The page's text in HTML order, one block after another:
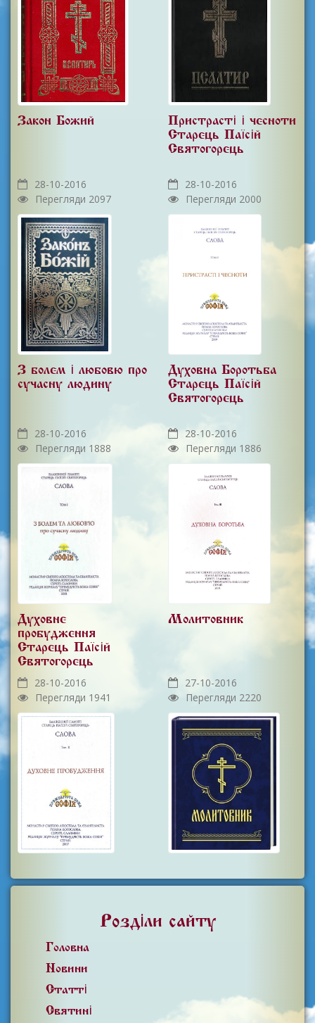
Закон Божий
28-10-2016
Перегляди 2097
Пристрасті і чесноти
Старець Паїсій
Святогорець
28-10-2016
Перегляди 2000
З болем і любов'ю про
сучасну людину
28-10-2016
Перегляди 1888
Духовна Боротьба
Старець Паїсій
Святогорець
28-10-2016
Перегляди 1886
Духовне
пробудження
Старець Паїсій
Святогорець
28-10-2016
Перегляди 1941
Молитовник
27-10-2016
Перегляди 2220
Розділи сайту
Головна
Новини
Статті
Святині